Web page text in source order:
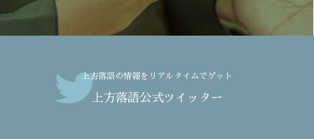
上方落語の情報をリアルタイムでゲット
上方落語公式ツイッター